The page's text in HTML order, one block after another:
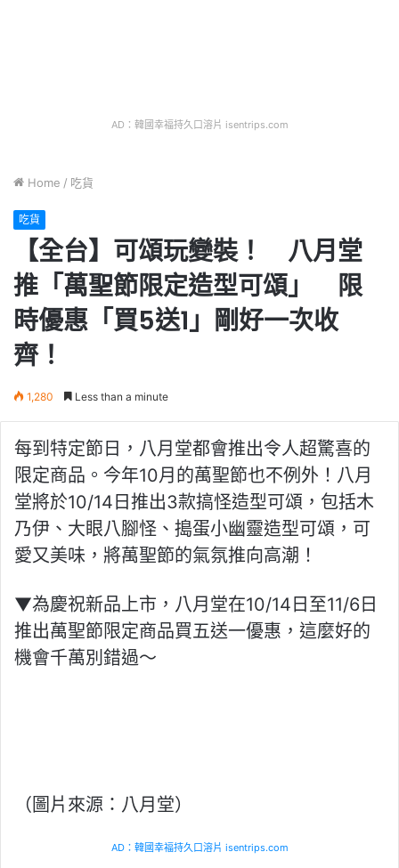
AD：韓國幸福持久口溶片 isentrips.com
Home / 吃貨
吃貨
【全台】可頌玩變裝！ 八月堂
推「萬聖節限定造型可頌」 限
時優惠「買5送1」剛好一次收
齊！
1,280 Less than a minute
每到特定節日，八月堂都會推出令人超驚喜的
限定商品。今年10月的萬聖節也不例外！八月
堂將於10/14日推出3款搞怪造型可頌，包括木
乃伊、大眼八腳怪、搗蛋小幽靈造型可頌，可
愛又美味，將萬聖節的氣氛推向高潮！
▼為慶祝新品上市，八月堂在10/14日至11/6日
推出萬聖節限定商品買五送一優惠，這麼好的
機會千萬別錯過～
（圖片來源：八月堂）
AD：韓國幸福持久口溶片 isentrips.com